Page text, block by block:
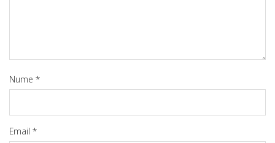
Nume *
Email *